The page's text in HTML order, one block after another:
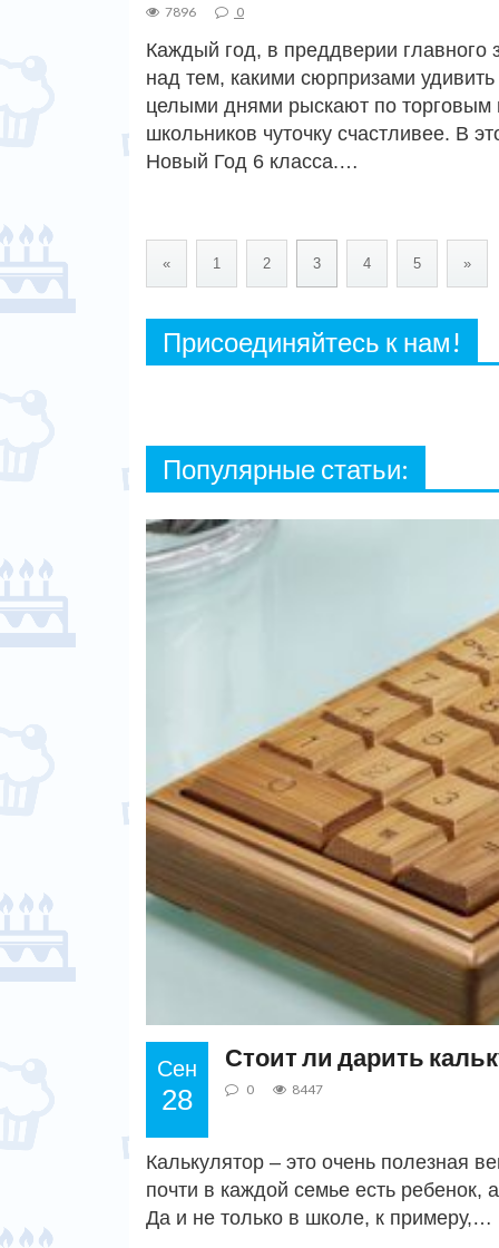
7896 0
Каждый год, в преддверии главного
над тем, какими сюрпризами
целыми днями рыскают по торговым
школьников чуточку счастливее. В
Новый Год 6 класса.…
« 1 2 3 4 5 »
Присоединяйтесь к нам!
Популярные статьи:
Сен
28
Стоит ли дарить
0 8447
Калькулятор – это очень полезная
почти в каждой семье есть ребенок,
Да и не только в школе, к примеру,…